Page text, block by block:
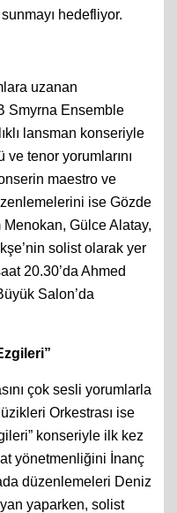
hedefliyor.
uzanan
Smyrna Ensemble
lansman konseriyle
tenor yorumlarını
maestro ve
ise Gözde
Gülce Alatay,
solist olarak yer
20.30’da Ahmed
Salon’da
çok sesli yorumlarla
Orkestrası ise
konseriyle ilk kez
yönetmenliğini İnanç
düzenlemeleri Deniz
yaparken, solist